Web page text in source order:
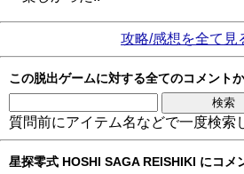
攻略/感想を全て見
この脱出ゲームに対する全てのコメント
質問前にアイテム名などで一度検索
星探零式 HOSHI SAGA REISHIKI にコメ